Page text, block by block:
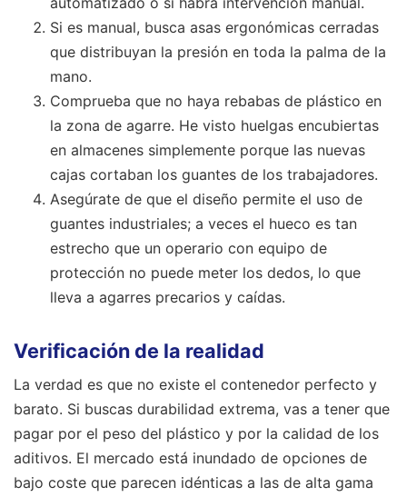
Si es manual, busca asas ergonómicas cerradas
que distribuyan la presión en toda la palma de la
mano.
Comprueba que no haya rebabas de plástico en
la zona de agarre. He visto huelgas encubiertas
en almacenes simplemente porque las nuevas
cajas cortaban los guantes de los trabajadores.
Asegúrate de que el diseño permite el uso de
guantes industriales; a veces el hueco es tan
estrecho que un operario con equipo de
protección no puede meter los dedos, lo que
lleva a agarres precarios y caídas.
Verificación de la realidad
La verdad es que no existe el contenedor perfecto y
barato. Si buscas durabilidad extrema, vas a tener que
pagar por el peso del plástico y por la calidad de los
aditivos. El mercado está inundado de opciones de
bajo coste que parecen idénticas a las de alta gama